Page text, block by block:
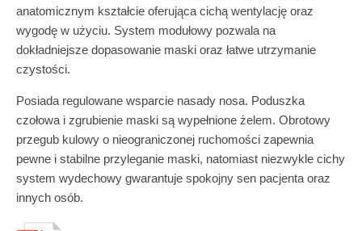
anatomicznym kształcie oferująca cichą wentylację oraz
wygodę w użyciu. System modułowy pozwala na
dokładniejsze dopasowanie maski oraz łatwe utrzymanie
czystości.
Posiada regulowane wsparcie nasady nosa. Poduszka
czołowa i zgrubienie maski są wypełnione żelem. Obrotowy
przegub kulowy o nieograniczonej ruchomości zapewnia
pewne i stabilne przyleganie maski, natomiast niezwykle cichy
system wydechowy gwarantuje spokojny sen pacjenta oraz
innych osób.